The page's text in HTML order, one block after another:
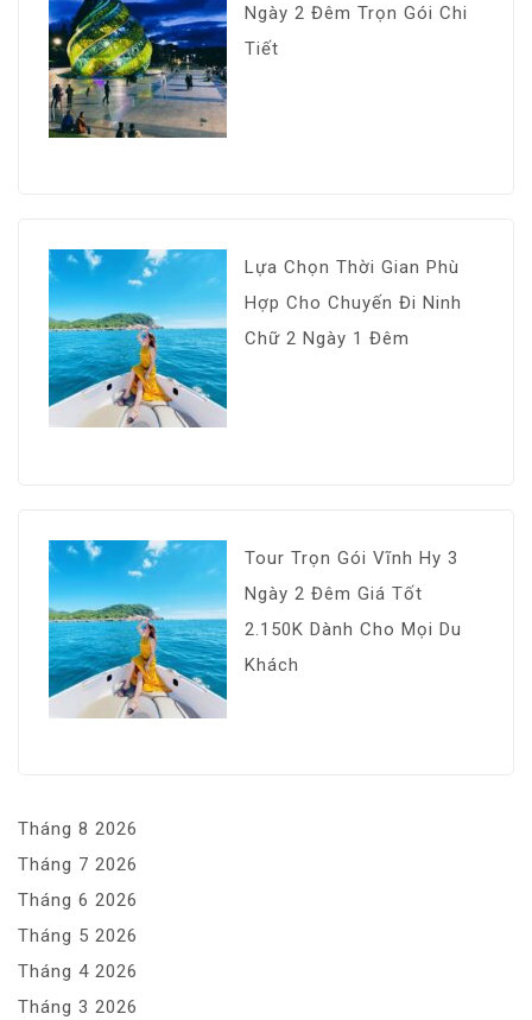
Ngày 2 Đêm Trọn Gói Chi
Tiết
Lựa Chọn Thời Gian Phù
Hợp Cho Chuyến Đi Ninh
Chữ 2 Ngày 1 Đêm
Tour Trọn Gói Vĩnh Hy 3
Ngày 2 Đêm Giá Tốt
2.150K Dành Cho Mọi Du
Khách
Tháng 8 2026
Tháng 7 2026
Tháng 6 2026
Tháng 5 2026
Tháng 4 2026
Tháng 3 2026